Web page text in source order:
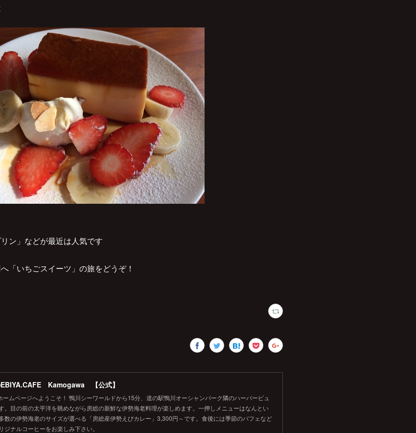
ン」などが最近は人気です
「いちごスイーツ」の旅をどうぞ！
EBIYA.CAFE Kamogawa 【公式】
ームページへようこそ！ 鴨川シーワールドから15分、道の駅鴨川オーシャンパーク隣のハーバービュ
。目の前の太平洋を眺めながら房総の新鮮な伊勢海老料理が楽しめます。一押しメニューはなんとい
数の伊勢海老のサイズが選べる「房総産伊勢えびカレー」3,300円～です。食後には季節のパフェなど
ジナルコーヒーをお楽しみ下さい。